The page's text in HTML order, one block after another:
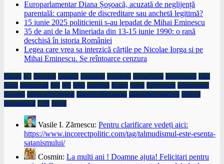
Europarlamentar Diana Șoșoacă, acuzată de neglijență
parentală: campanie de discreditare sau anchetă legitimă?
15 iunie 2025 politicienii s-au lepadat de Mihai Eminescu
35 de ani de la Mineriada din 13-15 iunie 1990: o rană
deschisă în istoria României
Legea care vrea sa interzică cărțile pe Nicolae Iorga si pe
Mihai Eminescu. Se reîntoarce cenzura
#Rezist 6-7 Bucuresti casatorie comunism constitutie CoronaVirus dezinformare Fake
News homosexual lege lgtb lgtbq pandemie Protest razboi Referendum referendumul
Romania război informaţional războiul informaţiona războiulinformaţional războiul
informaţional USR vaccin
Vasile I. Zărnescu: Pentru clarificare vedeți aici:
https://www.incorectpolitic.com/tag/talmudismul-este-esenta-
satanismului/
Cosmin: La multi ani ! Doamne ajuta! Felicitari pentru